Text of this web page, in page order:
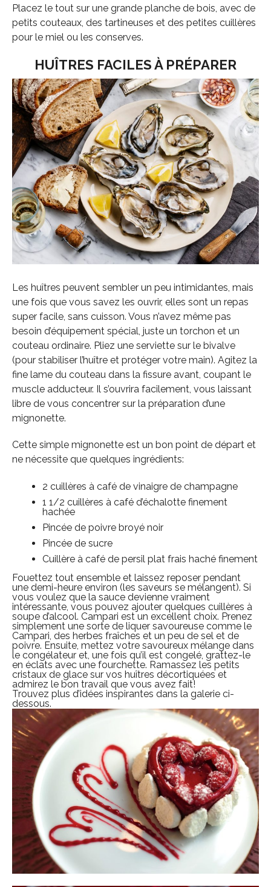
Placez le tout sur une grande planche de bois, avec de
petits couteaux, des tartineuses et des petites cuillères
pour le miel ou les conserves.
HUÎTRES FACILES À PRÉPARER
Les huîtres peuvent sembler un peu intimidantes, mais
une fois que vous savez les ouvrir, elles sont un repas
super facile, sans cuisson. Vous n’avez même pas
besoin d’équipement spécial, juste un torchon et un
couteau ordinaire. Pliez une serviette sur le bivalve
(pour stabiliser l’huître et protéger votre main). Agitez la
fine lame du couteau dans la fissure avant, coupant le
muscle adducteur. Il s’ouvrira facilement, vous laissant
libre de vous concentrer sur la préparation d’une
mignonette.
Cette simple mignonette est un bon point de départ et
ne nécessite que quelques ingrédients:
2 cuillères à café de vinaigre de champagne
1 1/2 cuillères à café d’échalotte finement
hachée
Pincée de poivre broyé noir
Pincée de sucre
Cuillère à café de persil plat frais haché finement
Fouettez tout ensemble et laissez reposer pendant
une demi-heure environ (les saveurs se mélangent). Si
vous voulez que la sauce devienne vraiment
intéressante, vous pouvez ajouter quelques cuillères à
soupe d’alcool. Campari est un excellent choix. Prenez
simplement une sorte de liquer savoureuse comme le
Campari, des herbes fraîches et un peu de sel et de
poivre. Ensuite, mettez votre savoureux mélange dans
le congélateur et, une fois qu’il est congelé, grattez-le
en éclats avec une fourchette. Ramassez les petits
cristaux de glace sur vos huîtres décortiquées et
admirez le bon travail que vous avez fait!
Trouvez plus d’idées inspirantes dans la galerie ci-
dessous.